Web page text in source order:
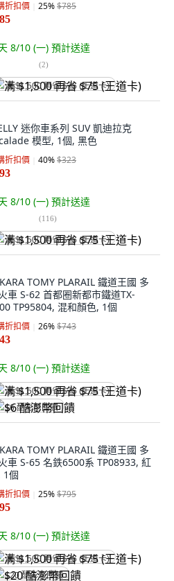
折扣價 25%$785
8/10 (一) 預計送達
(2)
满 $1,500 再省 $75 (王道卡)
迷你車系列 SUV 凱迪拉克
模型, 1個, 黑色
折扣價 40%$323
8/10 (一) 預計送達
(116)
满 $1,500 再省 $75 (王道卡)
TOMY PLARAIL 鐵道王國 多
車 S-62 首都圈新都市鐵道TX-
TP95804, 混和顏色, 1個
折扣價 26%$743
8/10 (一) 預計送達
满 $1,500 再省 $75 (王道卡)
$6 酷澎幣回饋
TOMY PLARAIL 鐵道王國 多
車 S-65 名鉄6500系 TP08933, 紅
1個
折扣價 25%$795
8/10 (一) 預計送達
满 $1,500 再省 $75 (王道卡)
$20 酷澎幣回饋